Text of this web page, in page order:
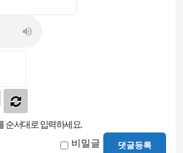
순서대로 입력하세요.
비밀글 댓글등록